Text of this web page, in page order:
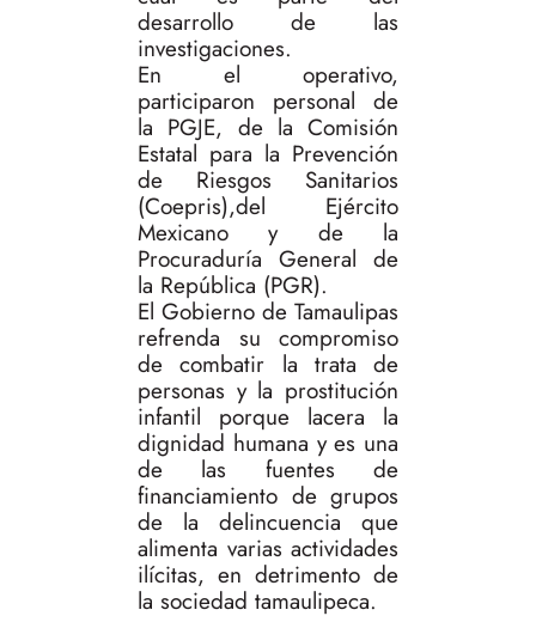
desarrollo de las
investigaciones.
En el operativo,
participaron personal de
la PGJE, de la Comisión
Estatal para la Prevención
de Riesgos Sanitarios
(Coepris),del Ejército
Mexicano y de la
Procuraduría General de
la República (PGR).
El Gobierno de Tamaulipas
refrenda su compromiso
de combatir la trata de
personas y la prostitución
infantil porque lacera la
dignidad humana y es una
de las fuentes de
financiamiento de grupos
de la delincuencia que
alimenta varias actividades
ilícitas, en detrimento de
la sociedad tamaulipeca.